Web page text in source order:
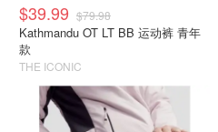
$39.99 $79.98
Kathmandu OT LT BB 运动裤 青年
款
THE ICONIC